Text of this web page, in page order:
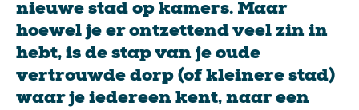
nieuwe stad op kamers. Maar
hoewel je er ontzettend veel zin in
hebt, is de stap van je oude
vertrouwde dorp (of kleinere stad)
waar je iedereen kent, naar een